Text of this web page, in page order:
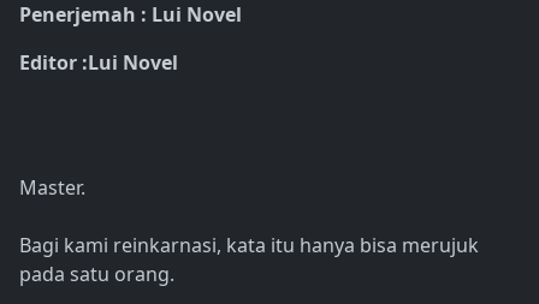
Penerjemah : Lui Novel
Editor :Lui Novel
Master.
Bagi kami reinkarnasi, kata itu hanya bisa merujuk
pada satu orang.